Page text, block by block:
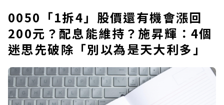
0050「1拆4」股價還有機會漲回
200元？配息能維持？施昇輝：4個
迷思先破除「別以為是天大利多」